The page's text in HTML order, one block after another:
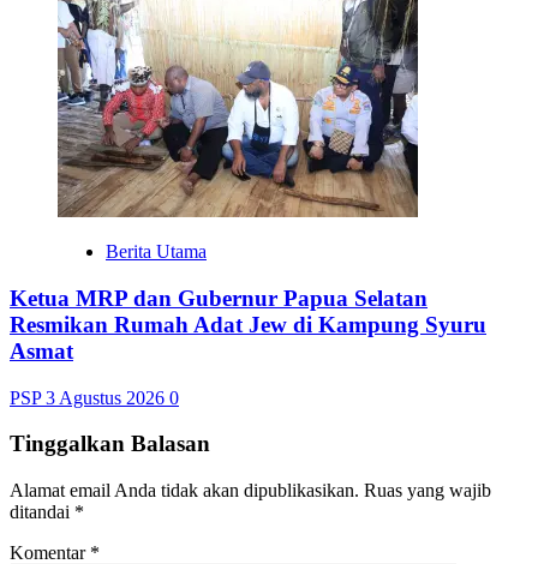
Berita Utama
Ketua MRP dan Gubernur Papua Selatan
Resmikan Rumah Adat Jew di Kampung Syuru
Asmat
PSP3 Agustus 2026 0
Tinggalkan Balasan
Alamat email Anda tidak akan dipublikasikan. Ruas yang wajib
ditandai *
Komentar *